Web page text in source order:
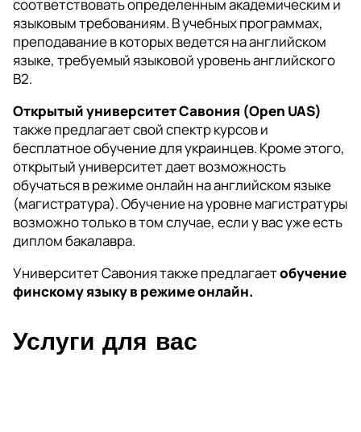
соответствовать определенным академическим и
языковым требованиям. В учебных программах,
преподавание в которых ведется на английском
языке, требуемый языковой уровень английского
В2.
Открытый университет Савония (Open UAS)
также предлагает свой спектр курсов и
бесплатное обучение для украинцев. Кроме этого,
открытый университет дает возможность
обучаться в режиме онлайн на английском языке
(магистратура). Обучение на уровне магистратуры
возможно только в том случае, если у вас уже есть
диплом бакалавра.
Университет Савония также предлагаетобучение
финскому языку в режиме онлайн.
Услуги для вас